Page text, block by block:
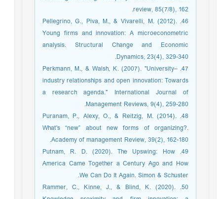
review, 85(7/8), 162.‏
46. Pellegrino, G., Piva, M., & Vivarelli, M. (2012).
Young firms and innovation: A microeconometric
analysis. Structural Change and Economic
Dynamics, 23(4), 329-340.‏
47. Perkmann, M., & Walsh, K. (2007). "University–
industry relationships and open innovation: Towards
a research agenda." International Journal of
Management Reviews, 9(4), 259-280.
48. Puranam, P., Alexy, O., & Reitzig, M. (2014).
What's “new” about new forms of organizing?.
Academy of management Review, 39(2), 162-180.‏
49. Putnam, R. D. (2020). The Upswing: How
America Came Together a Century Ago and How
We Can Do It Again. Simon & Schuster.
50. Rammer, C., Kinne, J., & Blind, K. (2020).